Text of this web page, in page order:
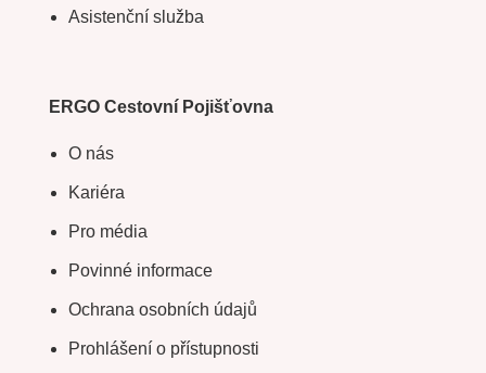
Asistenční služba
ERGO Cestovní Pojišťovna
O nás
Kariéra
Pro média
Povinné informace
Ochrana osobních údajů
Prohlášení o přístupnosti